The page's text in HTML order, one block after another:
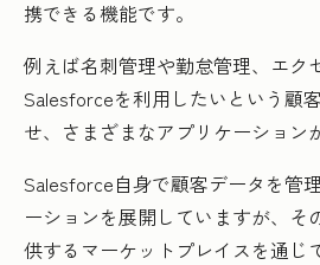
携できる機能です。
例えば名刺管理や勤怠管理、エク
Salesforceを利用したいという顧
せ、さまざまなアプリケーション
Salesforce自身で顧客データを管
ーションを展開していますが、そ
供するマーケットプレイスを通じ